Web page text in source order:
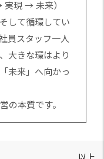
現 → 未来）
して循環してい
員スタッフ一人
大きな環はより
未来」へ向かっ
の本質です。